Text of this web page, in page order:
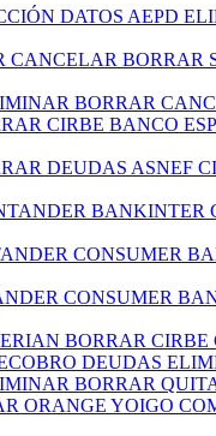
DATOS AEPD
CANCELAR
BORRAR
CIRBE BANCO
DEUDAS ASNEF
CONSUMER
CONSUMER
BORRAR
DEUDAS
BORRAR
ORANGE YOIGO